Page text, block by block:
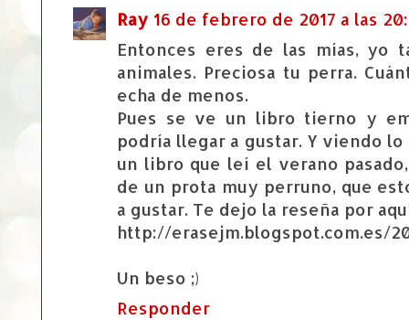
Ray 16 de febrero de 2017 a las
Entonces eres de las mías, yo
animales. Preciosa tu perra.
echa de menos.
Pues se ve un libro tierno y
podría llegar a gustar. Y viendo
un libro que leí el verano
de un prota muy perruno, que
a gustar. Te dejo la reseña por
http://erasejm.blogspot.com.es/
Un beso ;)
Responder